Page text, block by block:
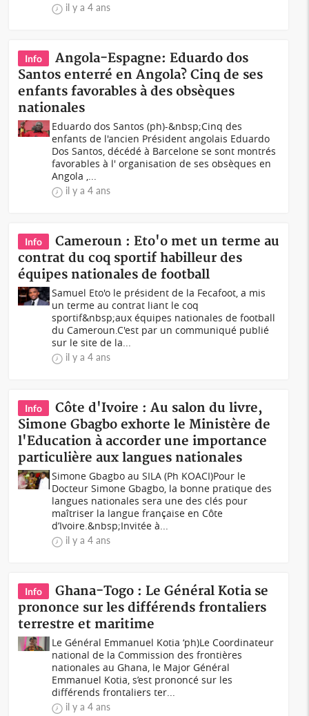
il y a 4 ans
Info
Angola-Espagne: Eduardo dos
Santos enterré en Angola? Cinq de ses
enfants favorables à des obsèques
nationales
Eduardo dos Santos (ph)-&nbsp;Cinq des
enfants de l'ancien Président angolais Eduardo
Dos Santos, décédé à Barcelone se sont montrés
favorables à l' organisation de ses obsèques en
Angola ,...
il y a 4 ans
Info
Cameroun : Eto'o met un terme au
contrat du coq sportif habilleur des
équipes nationales de football
Samuel Eto'o le président de la Fecafoot, a mis
un terme au contrat liant le coq
sportif&nbsp;aux équipes nationales de football
du Cameroun.C'est par un communiqué publié
sur le site de la...
il y a 4 ans
Info
Côte d'Ivoire : Au salon du livre,
Simone Gbagbo exhorte le Ministère de
l'Education à accorder une importance
particulière aux langues nationales
Simone Gbagbo au SILA (Ph KOACI)Pour le
Docteur Simone Gbagbo, la bonne pratique des
langues nationales sera une des clés pour
maîtriser la langue française en Côte
d’Ivoire.&nbsp;Invitée à...
il y a 4 ans
Info
Ghana-Togo : Le Général Kotia se
prononce sur les différends frontaliers
terrestre et maritime
Le Général Emmanuel Kotia ‘ph)Le Coordinateur
national de la Commission des frontières
nationales au Ghana, le Major Général
Emmanuel Kotia, s’est prononcé sur les
différends frontaliers ter...
il y a 4 ans